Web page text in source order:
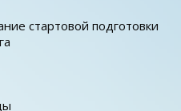
стартовой подготовки